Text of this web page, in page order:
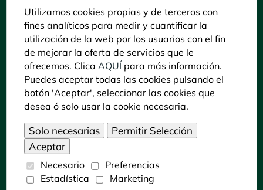
Información
Trabajos de investigación
Colaboraciones
Utilizamos cookies propias y de terceros con
fines analíticos para medir y cuantificar la
utilización de la web por los usuarios con el fin
de mejorar la oferta de servicios que le
ofrecemos. Clica AQUÍ para más información.
Puedes aceptar todas las cookies pulsando el
botón 'Aceptar', seleccionar las cookies que
desea ó solo usar la cookie necesaria.
Necesario
Preferencias
Estadística
Marketing